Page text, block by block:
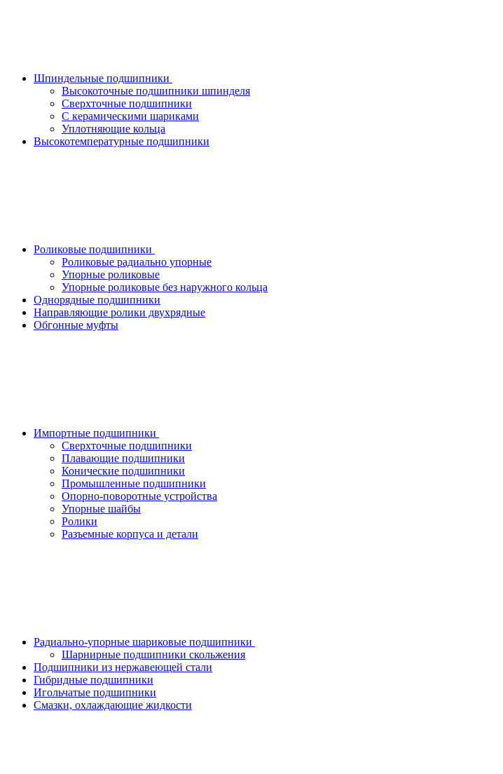
Шпиндельные подшипники
Высокоточные подшипники шпинделя
Сверхточные подшипники
С керамическими шариками
Уплотняющие кольца
Высокотемпературные подшипники
Роликовые подшипники
Роликовые радиально упорные
Упорные роликовые
Упорные роликовые без наружного кольца
Однорядные подшипники
Направляющие ролики двухрядные
Обгонные муфты
Импортные подшипники
Сверхточные подшипники
Плавающие подшипники
Конические подшипники
Промышленные подшипники
Опорно-поворотные устройства
Упорные шайбы
Ролики
Разъемные корпуса и детали
Радиально-упорные шариковые подшипники
Шарнирные подшипники скольжения
Подшипники из нержавеющей стали
Гибридные подшипники
Игольчатые подшипники
Смазки, охлаждающие жидкости